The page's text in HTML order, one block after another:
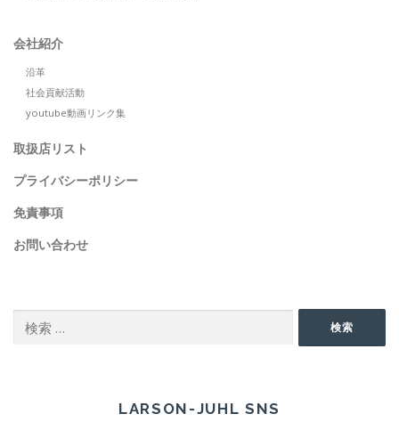
会社紹介
沿革
社会貢献活動
youtube動画リンク集
取扱店リスト
プライバシーポリシー
免責事項
お問い合わせ
索:
検索
LARSON-JUHL SNS